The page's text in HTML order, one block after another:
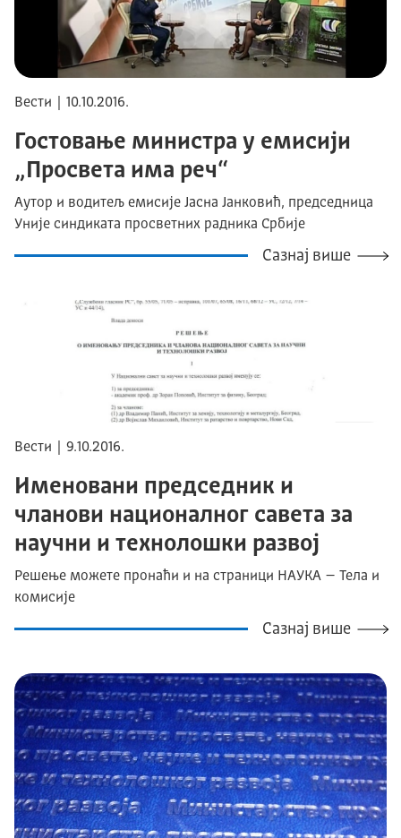
Вести | 10.10.2016.
Гостовање министра у емисији
„Просвета има реч“
Aутор и водитељ емисије Јасна Јанковић, председница
Уније синдиката просветних радника Србије
Сазнај више
Вести | 9.10.2016.
Именовани председник и
чланови националног савета за
научни и технолошки развој
Решење можете пронаћи и на страници НАУКА – Тела и
комисије
Сазнај више